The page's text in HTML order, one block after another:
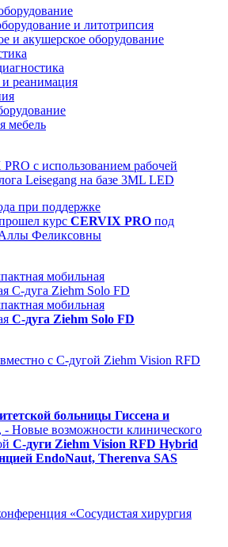
и литотрипсия
и акушерское оборудование
и реанимация
мебель
с использованием рабочей
Leisegang на базе 3ML LED
при поддержке
курс CERVIX PRO под
Феликсовны
мобильная
С-дуга Ziehm Solo FD
мобильная
С-дуга Ziehm Solo FD
с С-дугой Ziehm Vision RFD
ой больницы Гиссена и
, - Новые возможности клинического
С-дуги Ziehm Vision RFD Hybrid
EndoNaut, Therenva SAS
«Сосудистая хирургия